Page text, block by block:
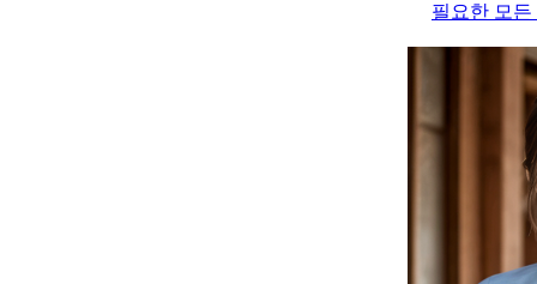
필요한 모